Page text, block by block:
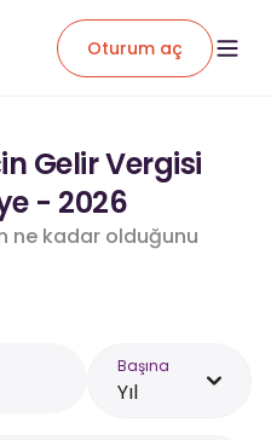
Oturum aç
Gelir Vergisi
- 2026
ne kadar olduğunu
Başına
Yıl